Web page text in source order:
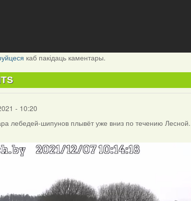
каб пакідаць каментары.
- 10:20
лебедей-шипунов плывёт уже вниз по течению